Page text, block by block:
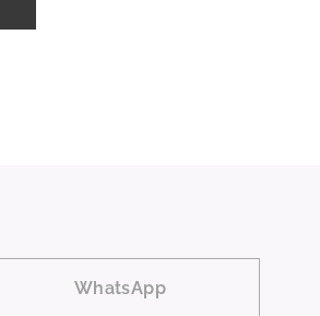
WhatsApp